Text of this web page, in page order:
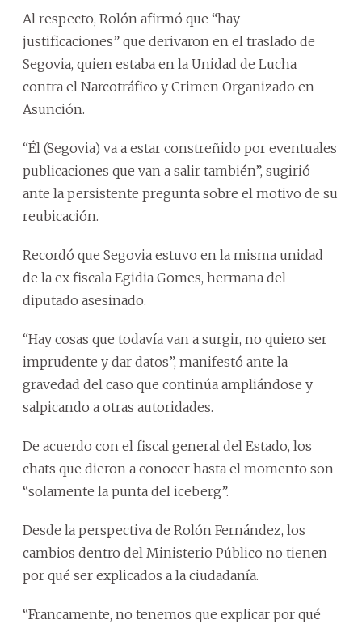
Al respecto, Rolón afirmó que “hay
justificaciones” que derivaron en el traslado de
Segovia, quien estaba en la Unidad de Lucha
contra el Narcotráfico y Crimen Organizado en
Asunción.
“Él (Segovia) va a estar constreñido por eventuales
publicaciones que van a salir también”, sugirió
ante la persistente pregunta sobre el motivo de su
reubicación.
Recordó que Segovia estuvo en la misma unidad
de la ex fiscala Egidia Gomes, hermana del
diputado asesinado.
“Hay cosas que todavía van a surgir, no quiero ser
imprudente y dar datos”, manifestó ante la
gravedad del caso que continúa ampliándose y
salpicando a otras autoridades.
De acuerdo con el fiscal general del Estado, los
chats que dieron a conocer hasta el momento son
“solamente la punta del iceberg”.
Desde la perspectiva de Rolón Fernández, los
cambios dentro del Ministerio Público no tienen
por qué ser explicados a la ciudadanía.
“Francamente, no tenemos que explicar por qué